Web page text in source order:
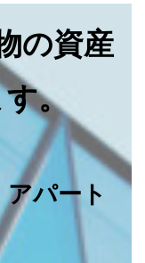
の資産
。
パート